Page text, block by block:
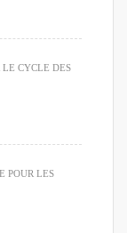
LE CYCLE DES
POUR LES